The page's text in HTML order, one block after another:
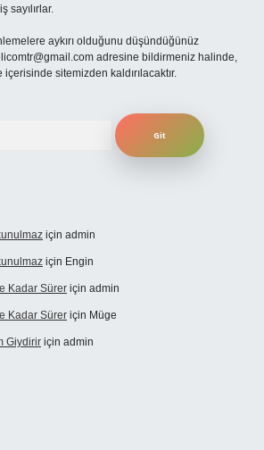
sayılırlar.
aykırı olduğunu düşündüğünüz
adresine bildirmeniz halinde,
sitemizden kaldırılacaktır.
için admin
için Engin
Kadar Sürer için admin
Kadar Sürer için Müge
Giydirir için admin